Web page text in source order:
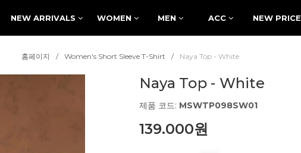
NEW ARRIVALS WOMEN MEN ACC NEW PRICE
홈페이지 Women's Short Sleeve T-Shirt Naya Top - White
Naya Top - White
제품 코드: MSWTP098SW01
139.000원